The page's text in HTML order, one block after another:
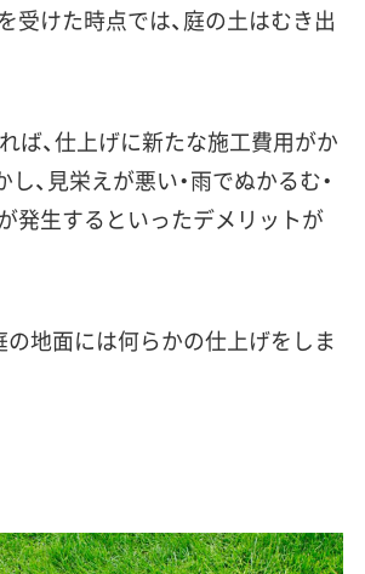
受けた時点では、庭の土はむき出
れば、仕上げに新たな施工費用がか
、 見栄えが悪い・雨でぬかるむ・
発生するといったデメリットが
の地面には何らかの仕上げをしま